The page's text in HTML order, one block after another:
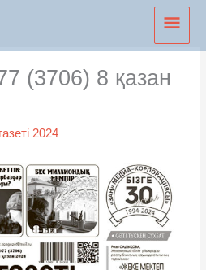
(3706) 8 қазан
2024